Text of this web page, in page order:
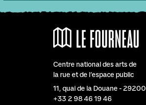
Centre national des arts de
la rue et de l’espace public
Le Fourneau
11, quai de la Douane-29200
+33 2 98 46 19 46